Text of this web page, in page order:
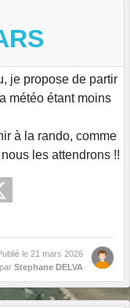
je propose de partir
météo étant moins
à la rando, comme
les attendrons !!
le 21 mars 2026
par Stephane DELVA